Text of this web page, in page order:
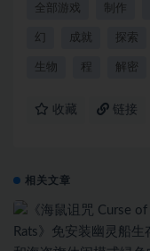
全部游戏 制作
幻 成就 探索
生物 程 解密
收藏 链接
相关文章